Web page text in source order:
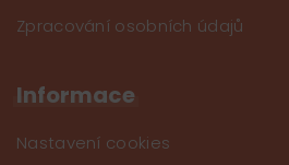
Zpracování osobních údajů
Informace
Nastavení cookies